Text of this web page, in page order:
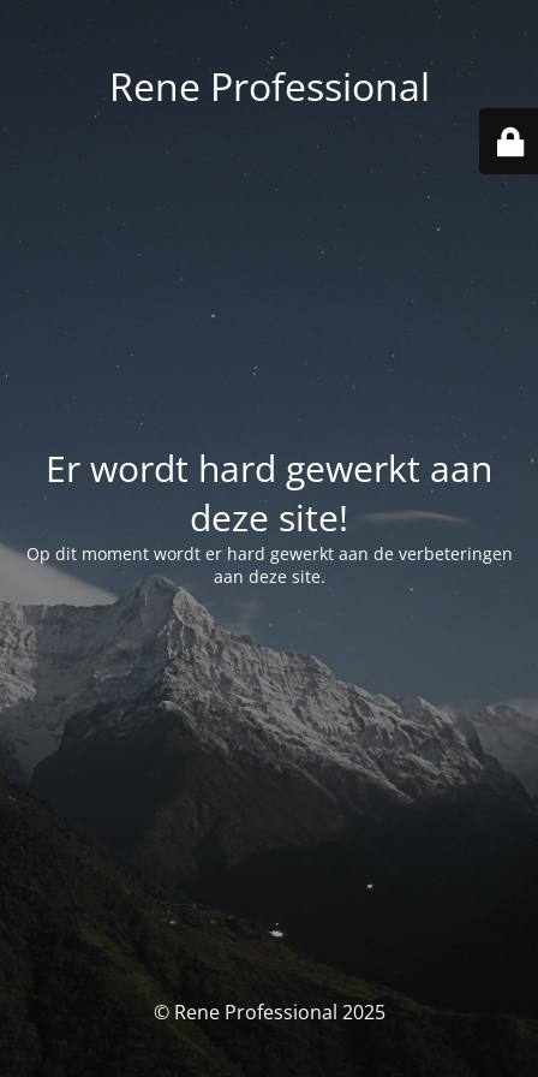
Rene Professional
Er wordt hard gewerkt aan
deze site!
Op dit moment wordt er hard gewerkt aan de verbeteringen
aan deze site.
© Rene Professional 2025